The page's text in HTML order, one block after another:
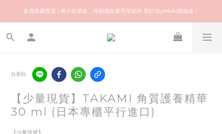
歡迎來到快樂的尋寶之旅！你可信賴的名牌中古店！優質保健美容產品推薦！
會員推薦獎賞 | 推介給朋友，你和朋友都可享額外 $50 Stylekiki購物金！
歡迎來到快樂的尋寶之旅！你可信賴的名牌中古店！優質保健美容產品推薦！
分享到
【少量現貨】TAKAMI 角質護養精華
30 ml (日本專櫃平行進口)
【少量現貨】